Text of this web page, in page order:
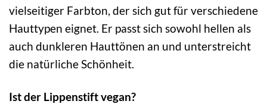
vielseitiger Farbton, der sich gut für verschiedene
Hauttypen eignet. Er passt sich sowohl hellen als
auch dunkleren Hauttönen an und unterstreicht
die natürliche Schönheit.
Ist der Lippenstift vegan?